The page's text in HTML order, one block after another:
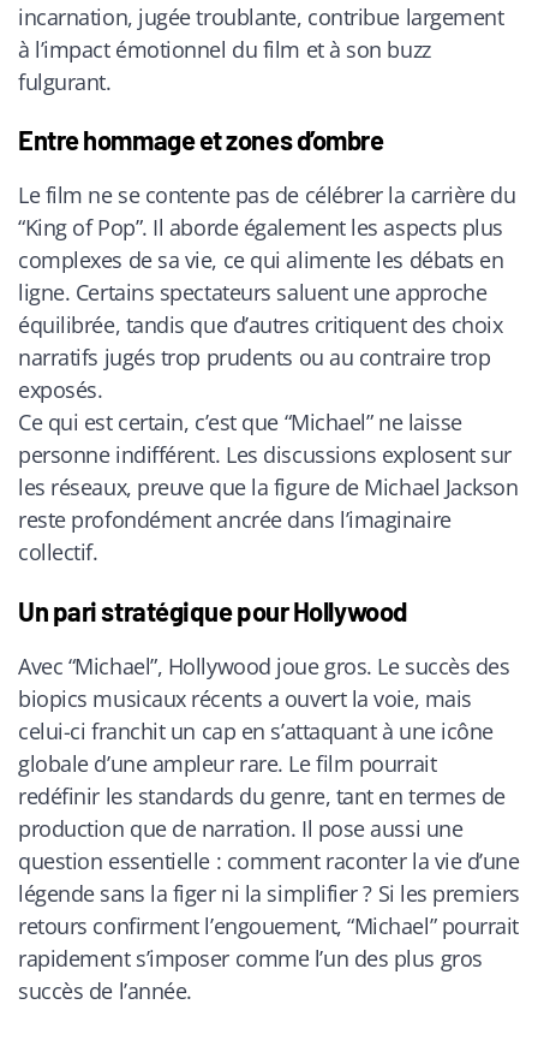
incarnation, jugée troublante, contribue largement
à l’impact émotionnel du film et à son buzz
fulgurant.
Entre hommage et zones d’ombre
Le film ne se contente pas de célébrer la carrière du
“King of Pop”. Il aborde également les aspects plus
complexes de sa vie, ce qui alimente les débats en
ligne. Certains spectateurs saluent une approche
équilibrée, tandis que d’autres critiquent des choix
narratifs jugés trop prudents ou au contraire trop
exposés.
Ce qui est certain, c’est que “Michael” ne laisse
personne indifférent. Les discussions explosent sur
les réseaux, preuve que la figure de Michael Jackson
reste profondément ancrée dans l’imaginaire
collectif.
Un pari stratégique pour Hollywood
Avec “Michael”, Hollywood joue gros. Le succès des
biopics musicaux récents a ouvert la voie, mais
celui-ci franchit un cap en s’attaquant à une icône
globale d’une ampleur rare. Le film pourrait
redéfinir les standards du genre, tant en termes de
production que de narration. Il pose aussi une
question essentielle : comment raconter la vie d’une
légende sans la figer ni la simplifier ? Si les premiers
retours confirment l’engouement, “Michael” pourrait
rapidement s’imposer comme l’un des plus gros
succès de l’année.